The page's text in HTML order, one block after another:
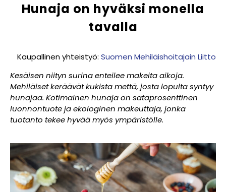
Hunaja on hyväksi monella
tavalla
Kaupallinen yhteistyö: Suomen Mehiläishoitajain Liitto
Kesäisen niityn surina enteilee makeita aikoja.
Mehiläiset keräävät kukista mettä, josta lopulta syntyy
hunajaa. Kotimainen hunaja on sataprosenttinen
luonnontuote ja ekologinen makeuttaja, jonka
tuotanto tekee hyvää myös ympäristölle.